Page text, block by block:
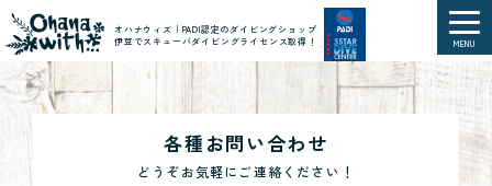
オハナウィズ｜PADI認定のダイビングショップ
伊豆でスキューバダイビングライセンス取得！
MENU
各種お問い合わせ
どうぞお気軽にご連絡ください！